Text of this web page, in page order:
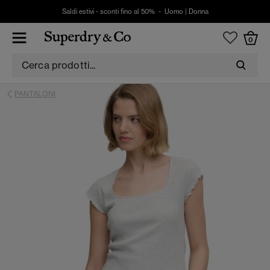
Saldi estivi - sconti fino al 50% - Uomo Donna
0
PANTALONI